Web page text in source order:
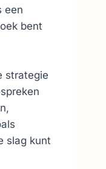
een
bent
strategie
slag kunt